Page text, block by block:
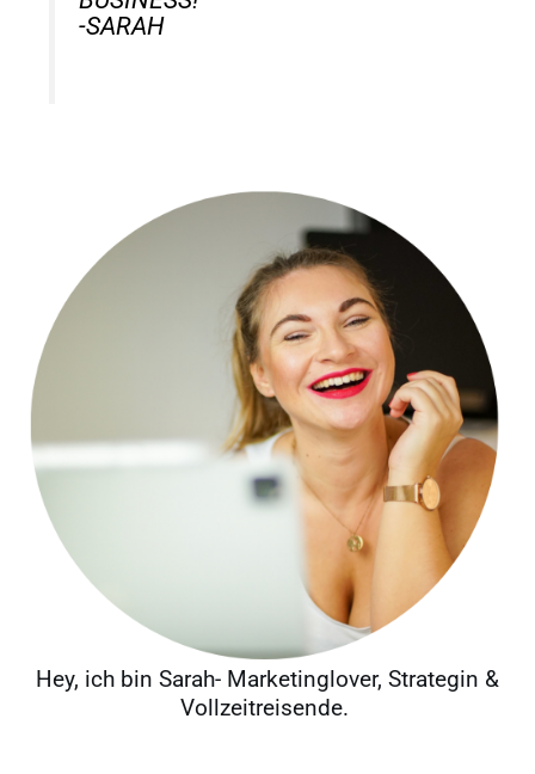
-SARAH
Hey, ich bin Sarah- Marketinglover, Strategin &
Vollzeitreisende.